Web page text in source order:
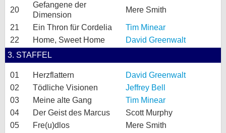
20
Gefangene der
Dimension
Mere Smith
21 Ein Thron für Cordelia
Tim Minear
22
Home, Sweet Home
David Greenwalt
3. STAFFEL
01 Herzflattern
David Greenwalt
02
Tödliche Visionen
Jeffrey Bell
03
Meine alte Gang
Tim Minear
04
Der Geist des Marcus
Scott Murphy
05
Fre(u)dlos
Mere Smith